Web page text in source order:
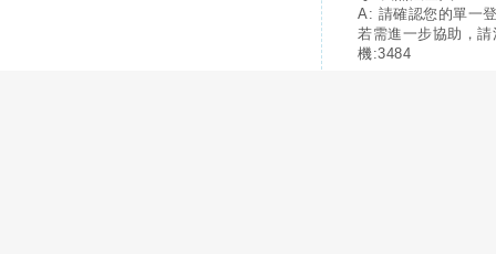
A: 請確認您的單一
若需進一步協助，
機:3484